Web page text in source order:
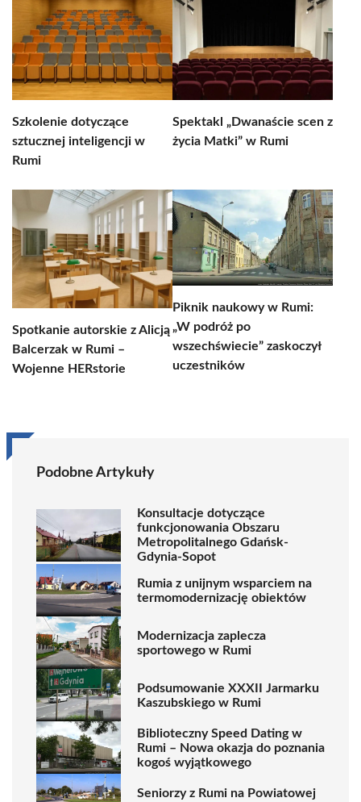
Szkolenie dotyczące
sztucznej inteligencji w
Rumi
Spektakl „Dwanaście scen z
życia Matki” w Rumi
Spotkanie autorskie z Alicją
Balcerzak w Rumi –
Wojenne HERstorie
Piknik naukowy w Rumi:
„W podróż po
wszechświecie” zaskoczył
uczestników
Podobne Artykuły
Konsultacje dotyczące
funkcjonowania Obszaru
Metropolitalnego Gdańsk-
Gdynia-Sopot
Rumia z unijnym wsparciem na
termomodernizację obiektów
Modernizacja zaplecza
sportowego w Rumi
Podsumowanie XXXII Jarmarku
Kaszubskiego w Rumi
Biblioteczny Speed Dating w
Rumi – Nowa okazja do poznania
kogoś wyjątkowego
Seniorzy z Rumi na Powiatowej